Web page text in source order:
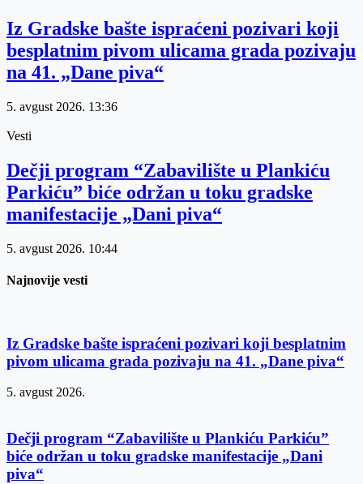
Iz Gradske bašte ispraćeni pozivari koji
besplatnim pivom ulicama grada pozivaju
na 41. „Dane piva“
5. avgust 2026. 13:36
Vesti
Dečji program “Zabavilište u Plankiću
Parkiću” biće održan u toku gradske
manifestacije „Dani piva“
5. avgust 2026. 10:44
Najnovije vesti
Iz Gradske bašte ispraćeni pozivari koji besplatnim
pivom ulicama grada pozivaju na 41. „Dane piva“
5. avgust 2026.
Dečji program “Zabavilište u Plankiću Parkiću”
biće održan u toku gradske manifestacije „Dani
piva“